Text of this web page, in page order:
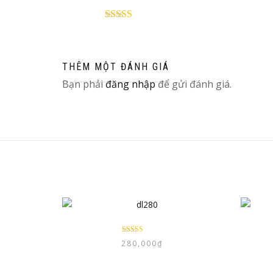
THÊM MỘT ĐÁNH GIÁ
Bạn phảiđăng nhậpđể gửi đánh giá.
Được xếp
hạng 5.005
280,000₫